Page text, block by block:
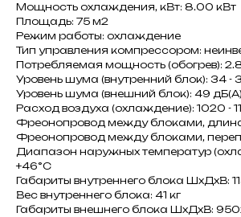
Мощность охлаждения, кВт: 8.00 кВт
Площадь: 75 м2
Режим работы: охлаждение
Тип управления компрессором:
Потребляемая мощность (обогрев):
Уровень шума (внутренний блок): 34 -
Уровень шума (внешний блок): 49 дБ(А)
Расход воздуха (охлаждение): 1020 -
Фреонопровод между блоками,
Фреонопровод между блоками,
Диапазон наружных температур
+46°C
Габариты внутреннего блока ШxДxВ:
Вес внутреннего блока: 41 кг
Габариты внешнего блока ШxДxВ: